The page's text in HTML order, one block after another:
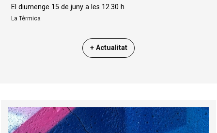
El diumenge 15 de juny a les 12.30 h
La Tèrmica
+ Actualitat